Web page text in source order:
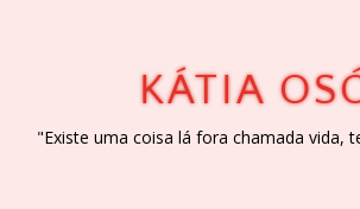
KÁTIA
"Existe uma coisa lá fora chamada vida,